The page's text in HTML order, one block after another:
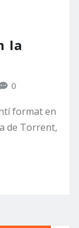
la
0
format en
de Torrent,